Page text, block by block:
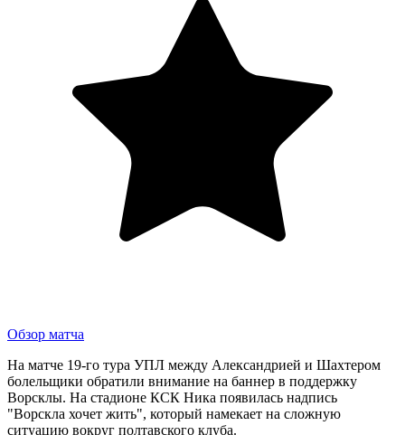
Обзор матча
На матче 19-го тура УПЛ между Александрией и Шахтером
болельщики обратили внимание на баннер в поддержку
Ворсклы. На стадионе КСК Ника появилась надпись
"Ворскла хочет жить", который намекает на сложную
ситуацию вокруг полтавского клуба.